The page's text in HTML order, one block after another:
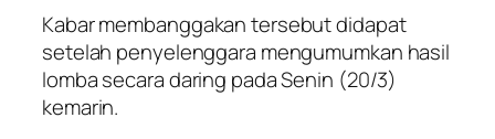
Kabar membanggakan tersebut didapat
setelah penyelenggara mengumumkan hasil
lomba secara daring pada Senin (20/3)
kemarin.